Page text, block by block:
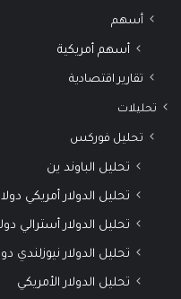
أسهم
أسهم أمريكية
تقارير اقتصادية
تحليلات
تحليل فوركس
تحليل الباوند ين
تحليل الدولار أمريكي
تحليل الدولار أسترالي
تحليل الدولار نيوزلندي
تحليل الدولار الأمريكي